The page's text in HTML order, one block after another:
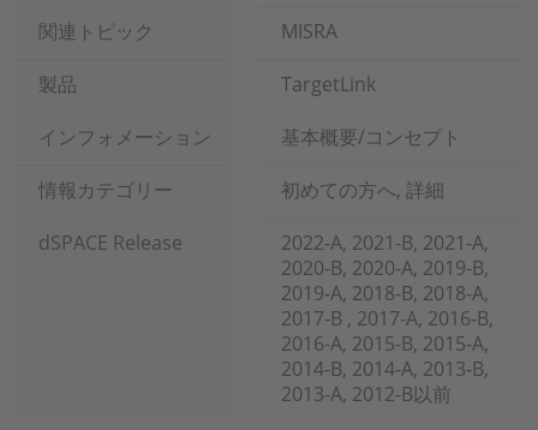
関連トピック
MISRA
製品
TargetLink
インフォメーション
基本概要/コンセプト
情報カテゴリー
初めての方へ, 詳細
dSPACE Release
2022-A, 2021-B, 2021-A,
2020-B, 2020-A, 2019-B,
2019-A, 2018-B, 2018-A,
2017-B , 2017-A, 2016-B,
2016-A, 2015-B, 2015-A,
2014-B, 2014-A, 2013-B,
2013-A, 2012-B以前